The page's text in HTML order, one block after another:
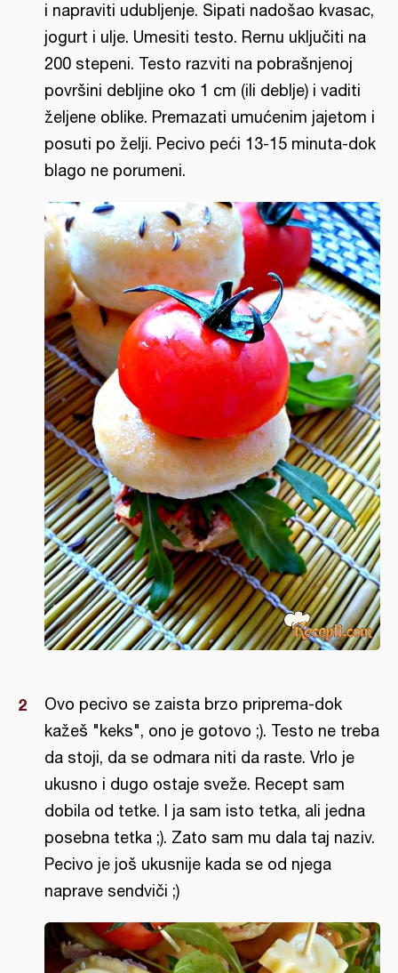
i napraviti udubljenje. Sipati nadošao kvasac,
jogurt i ulje. Umesiti testo. Rernu uključiti na
200 stepeni. Testo razviti na pobrašnjenoj
površini debljine oko 1 cm (ili deblje) i vaditi
željene oblike. Premazati umućenim jajetom i
posuti po želji. Pecivo peći 13-15 minuta-dok
blago ne porumeni.
Ovo pecivo se zaista brzo priprema-dok
kažeš "keks", ono je gotovo ;). Testo ne treba
da stoji, da se odmara niti da raste. Vrlo je
ukusno i dugo ostaje sveže. Recept sam
dobila od tetke. I ja sam isto tetka, ali jedna
posebna tetka ;). Zato sam mu dala taj naziv.
Pecivo je još ukusnije kada se od njega
naprave sendviči ;)